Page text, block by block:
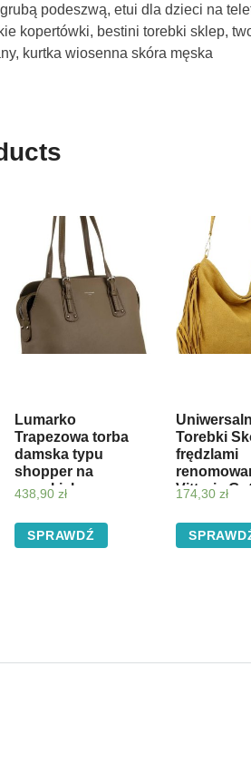
podeszwą, etui dla dzieci na
kopertówki, bestini torebki sklep,
kurtka wiosenna skóra męska
Lumarko
Trapezowa torba
damska typu
shopper na
wysokich
438,90 zł
SPRAWDŹ
Torebki
frędzlami
Vittoria
174,30 zł